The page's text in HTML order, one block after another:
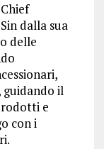
dalla sua
delle
guidando il
e
con i